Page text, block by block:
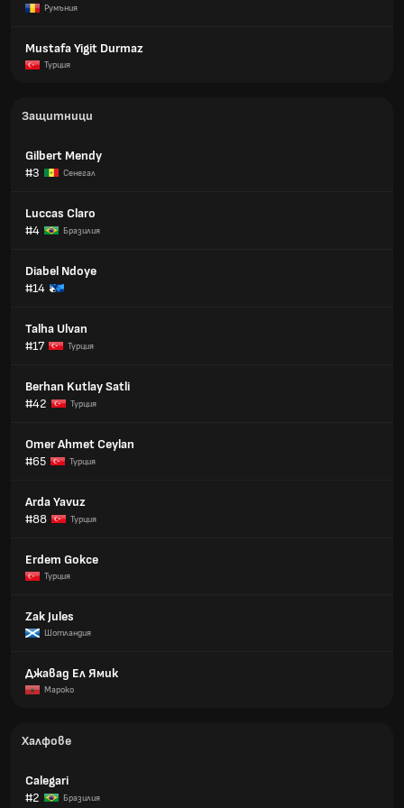
Румъния
Mustafa Yigit Durmaz
Турция
Защитници
Gilbert Mendy
#3
Сенегал
Luccas Claro
#4
Бразилия
Diabel Ndoye
#14
Talha Ulvan
#17
Турция
Berhan Kutlay Satli
#42
Турция
Omer Ahmet Ceylan
#65
Турция
Arda Yavuz
#88
Турция
Erdem Gokce
Турция
Zak Jules
Шотландия
Джавад Ел Ямик
Мароко
Халфове
Calegari
#2
Бразилия